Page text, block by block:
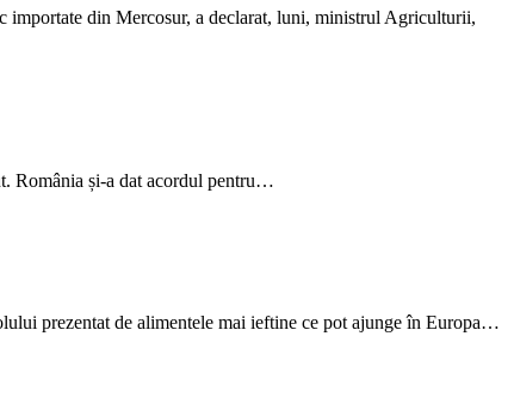
importate din Mercosur, a declarat, luni, ministrul Agriculturii,
România și-a dat acordul pentru…
prezentat de alimentele mai ieftine ce pot ajunge în Europa…